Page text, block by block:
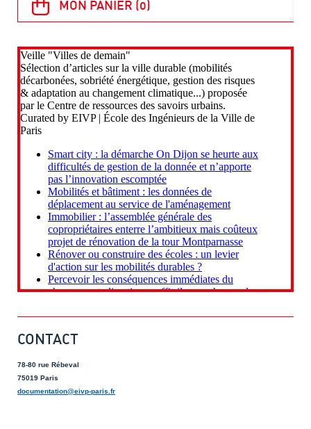
CONTACT
78-80 rue Rébeval
75019 Paris
documentation@eivp-paris.fr